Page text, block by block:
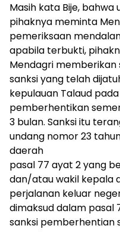
Masih kata Bije,
pihaknya meminta
pemeriksaan
apabila terbukti,
Mendagri memberikan
sanksi yang telah
kepulauan Talaud
pemberhentikan
3 bulan. Sanksi itu
undang nomor 23
daerah
pasal 77 ayat 2 yang
dan/atau wakil kepala
perjalanan keluar
dimaksud dalam pasal
sanksi pemberhentian